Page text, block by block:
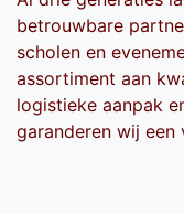
betrouwbare
scholen en
assortiment aan
logistieke aanpak
garanderen wij